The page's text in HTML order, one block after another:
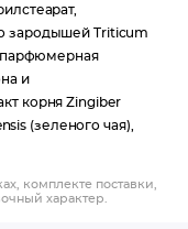
зародышей Triticum
парфюмерная
и
корня Zingiber
(зеленого чая),
комплекте поставки,
характер.